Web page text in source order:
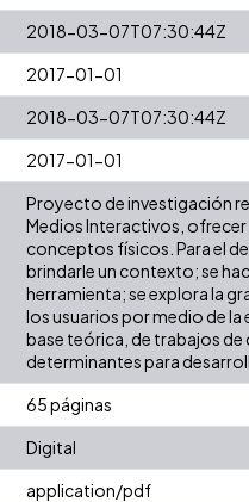
2018-03-07T07:30:44Z
2017-01-01
2018-03-07T07:30:44Z
2017-01-01
Proyecto de investigación
Medios Interactivos,
conceptos físicos. Para el
brindarle un contexto; se
herramienta; se explora la
los usuarios por medio de
base teórica, de trabajos
determinantes para
65 páginas
Digital
application/pdf